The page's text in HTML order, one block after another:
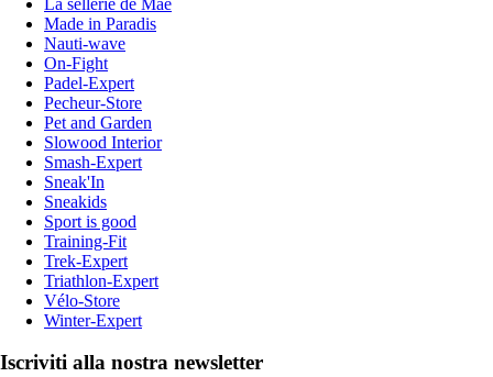
Made in Paradis
Nauti-wave
On-Fight
Padel-Expert
Pecheur-Store
Pet and Garden
Slowood Interior
Smash-Expert
Sneak'In
Sneakids
Sport is good
Training-Fit
Trek-Expert
Triathlon-Expert
Vélo-Store
Winter-Expert
Iscriviti alla nostra newsletter